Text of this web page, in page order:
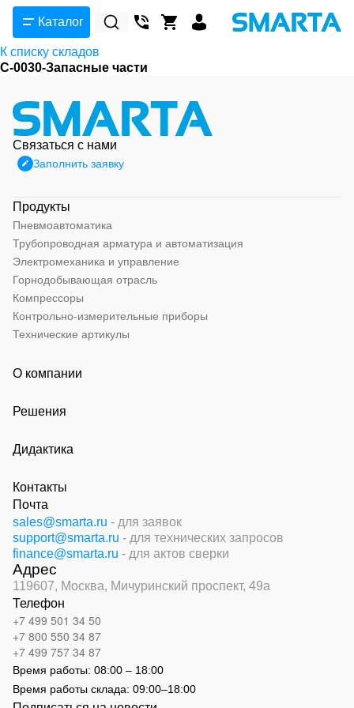
Каталог
К списку складов
С-0030-Запасные части
Связаться с нами
Заполнить заявку
Продукты
Пневмоавтоматика
Трубопроводная арматура и автоматизация
Электромеханика и управление
Горнодобывающая отрасль
Компрессоры
Контрольно-измерительные приборы
Технические артикулы
О компании
Решения
Дидактика
Контакты
Почта
sales@smarta.ru - для заявок
support@smarta.ru - для технических запросов
finance@smarta.ru - для актов сверки
Адрес
119607, Москва, Мичуринский проспект, 49а
Телефон
+7 499 501 34 50
+7 800 550 34 87
+7 499 757 34 87
Время работы: 08:00 – 18:00
Время работы склада: 09:00–18:00